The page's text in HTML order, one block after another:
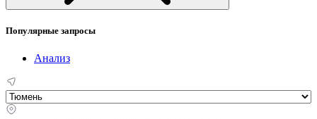
Популярные запросы
Анализ